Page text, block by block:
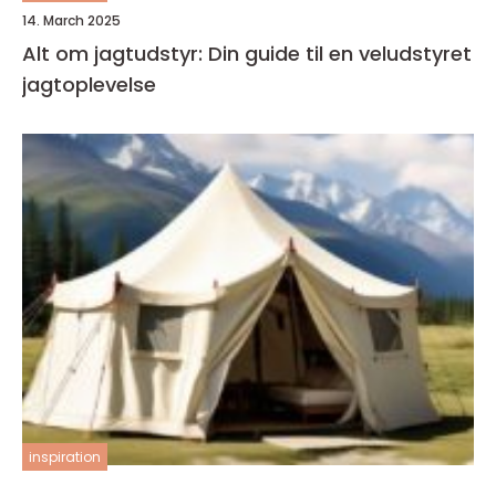
14. March 2025
Alt om jagtudstyr: Din guide til en veludstyret
jagtoplevelse
inspiration